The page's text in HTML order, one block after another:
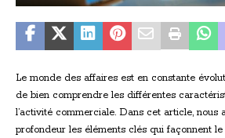
Le monde des affaires est en constante
de bien comprendre les différentes
l’activité commerciale. Dans cet article, nous
profondeur les éléments clés qui façonnent